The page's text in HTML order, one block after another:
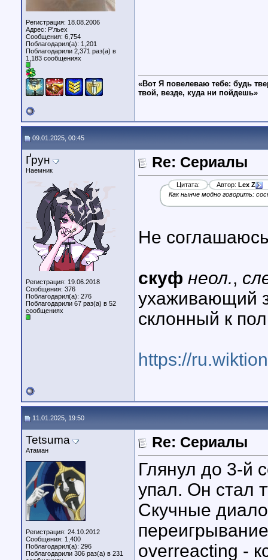
Регистрация: 18.08.2006
Адрес: Р'льех
Сообщения: 6,754
Поблагодарил(а): 1,201
Поблагодарили 2,371 раз(а) в
1,183 сообщениях
«Вот Я повелеваю тебе: будь
твой, везде, куда ни пойдешь»
09.01.2025, 00:45
Ґрун
Наемник
Регистрация: 19.06.2018
Сообщения: 376
Поблагодарил(а): 276
Поблагодарили 67 раз(а) в 52
сообщениях
Re: Сериалы
Цитата: Автор: Lex Z
Как нынче модно говорить:
Не
скуф неол.,
ухаживающий
склонный к
https://
11.01.2025, 19:50
Tetsuma
Атаман
Регистрация: 24.10.2012
Сообщения: 1,400
Поблагодарил(а): 296
Поблагодарили 306 раз(а) в 231
Re: Сериалы
Глянул до 3-й
упал. Он стал
Скучные
overreacting -